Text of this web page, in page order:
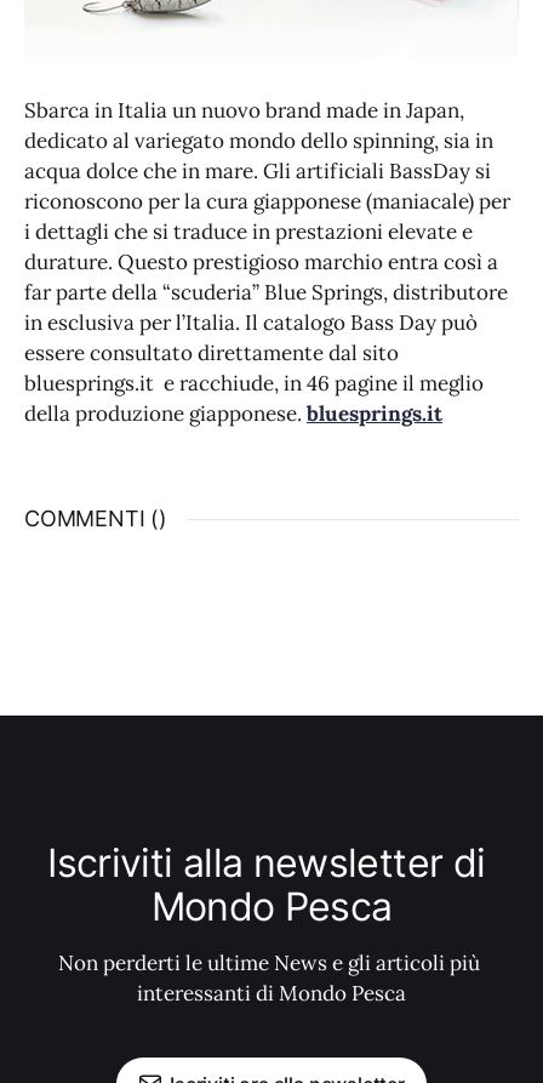
Sbarca in Italia un nuovo brand made in Japan,
dedicato al variegato mondo dello spinning, sia in
acqua dolce che in mare. Gli artificiali BassDay si
riconoscono per la cura giapponese (maniacale) per
i dettagli che si traduce in prestazioni elevate e
durature. Questo prestigioso marchio entra così a
far parte della “scuderia” Blue Springs, distributore
in esclusiva per l’Italia. Il catalogo Bass Day può
essere consultato direttamente dal sito
bluesprings.it e racchiude, in 46 pagine il meglio
della produzione giapponese. bluesprings.it
COMMENTI ()
Iscriviti alla newsletter di
Mondo Pesca
Non perderti le ultime News e gli articoli più
interessanti di Mondo Pesca